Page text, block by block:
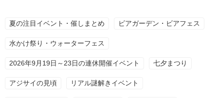
夏の注目イベント・催しまとめ ビアガーデン・ビアフェス
水かけ祭り・ウォーターフェス
2026年9月19日～23日の連休開催イベント 七夕まつり
アジサイの見頃 リアル謎解きイベント